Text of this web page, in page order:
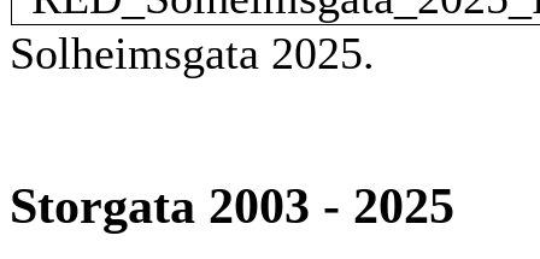
Solheimsgata 2025.
Storgata 2003 - 2025